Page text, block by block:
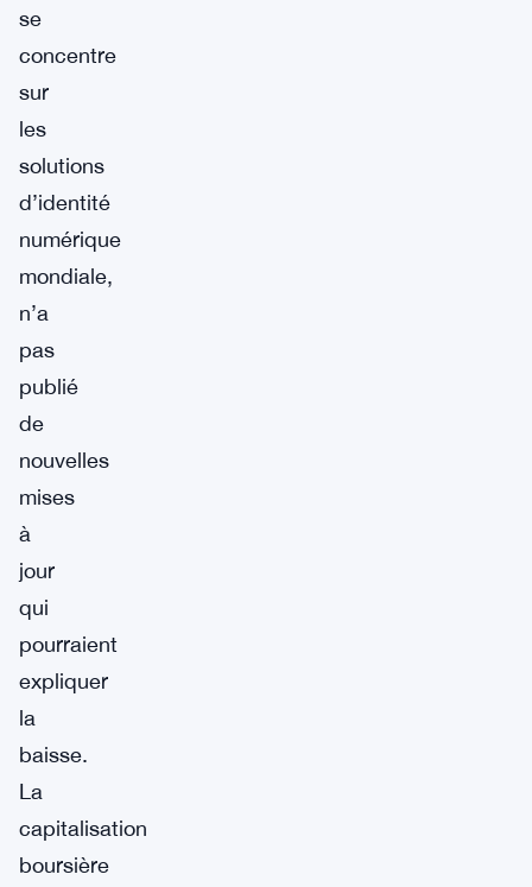
se
concentre
sur
les
solutions
d’identité
numérique
mondiale,
n’a
pas
publié
de
nouvelles
mises
à
jour
qui
pourraient
expliquer
la
baisse.
La
capitalisation
boursière